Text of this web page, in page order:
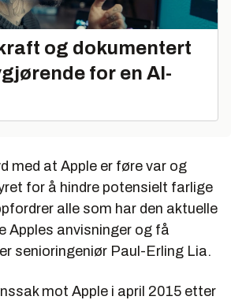
og dokumentert
for en AI-
med at Apple er føre var og
for å hindre potensielt farlige
alle som har den aktuelle
Apples anvisninger og få
senioringeniør Paul-Erling Lia.
mot Apple i april 2015 etter